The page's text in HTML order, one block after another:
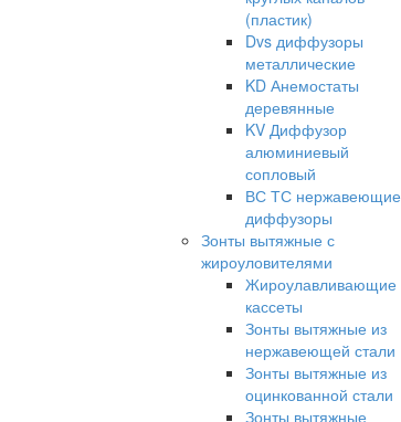
(пластик)
Dvs диффузоры
металлические
KD Анемостаты
деревянные
KV Диффузор
алюминиевый
сопловый
ВС ТС нержавеющие
диффузоры
Зонты вытяжные с
жироуловителями
Жироулавливающие
кассеты
Зонты вытяжные из
нержавеющей стали
Зонты вытяжные из
оцинкованной стали
Зонты вытяжные